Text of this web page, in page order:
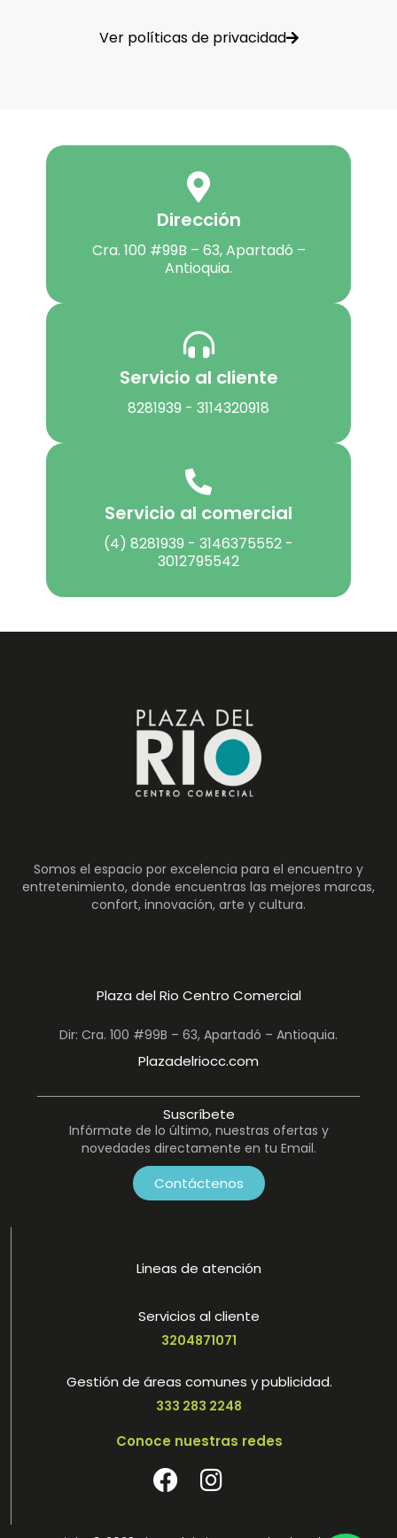
Ver políticas de privacidad
Dirección
Cra. 100 #99B – 63, Apartadó –
Antioquia.
Servicio al cliente
8281939 - 3114320918
Servicio al comercial
(4) 8281939 - 3146375552 -
3012795542
Somos el espacio por excelencia para el encuentro y
entretenimiento, donde encuentras las mejores marcas,
confort, innovación, arte y cultura.
Plaza del Rio Centro Comercial
Dir: Cra. 100 #99B – 63, Apartadó – Antioquia.
Plazadelriocc.com
Suscríbete
Infórmate de lo último, nuestras ofertas y
novedades directamente en tu Email.
Contáctenos
Lineas de atención
Servicios al cliente
3204871071
Gestión de áreas comunes y publicidad.
333 283 2248
Conoce nuestras redes